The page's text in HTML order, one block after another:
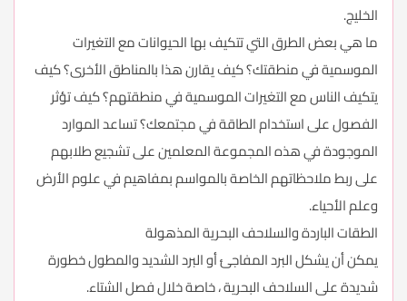
الخليج.
ما هي بعض الطرق التي تتكيف بها الحيوانات مع التغيرات
الموسمية في منطقتك؟ كيف يقارن هذا بالمناطق الأخرى؟ كيف
يتكيف الناس مع التغيرات الموسمية في منطقتهم؟ كيف تؤثر
الفصول على استخدام الطاقة في مجتمعك؟ تساعد الموارد
الموجودة في هذه المجموعة المعلمين على تشجيع طلابهم
على ربط ملاحظاتهم الخاصة بالمواسم بمفاهيم في علوم الأرض
وعلم الأحياء.
الطقات الباردة والسلاحف البحرية المذهولة
يمكن أن يشكل البرد المفاجئ أو البرد الشديد والمطول خطورة
شديدة على السلاحف البحرية ، خاصة خلال فصل الشتاء.